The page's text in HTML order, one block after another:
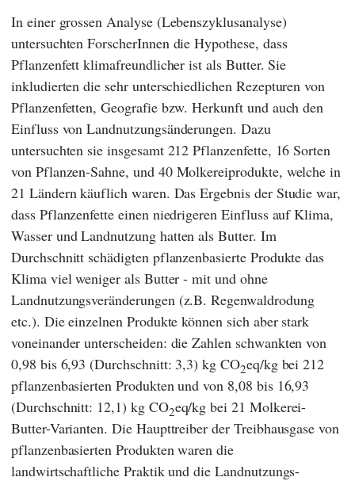
In einer grossen Analyse (Lebenszyklusanalyse)
untersuchten ForscherInnen die Hypothese, dass
Pflanzenfett klimafreundlicher ist als Butter. Sie
inkludierten die sehr unterschiedlichen Rezepturen von
Pflanzenfetten, Geografie bzw. Herkunft und auch den
Einfluss von Landnutzungsänderungen. Dazu
untersuchten sie insgesamt 212 Pflanzenfette, 16 Sorten
von Pflanzen-Sahne, und 40 Molkereiprodukte, welche in
21 Ländern käuflich waren. Das Ergebnis der Studie war,
dass Pflanzenfette einen niedrigeren Einfluss auf Klima,
Wasser und Landnutzung hatten als Butter. Im
Durchschnitt schädigten pflanzenbasierte Produkte das
Klima viel weniger als Butter - mit und ohne
Landnutzungsveränderungen (z.B. Regenwaldrodung
etc.). Die einzelnen Produkte können sich aber stark
voneinander unterscheiden: die Zahlen schwankten von
0,98 bis 6,93 (Durchschnitt: 3,3) kg CO2eq/kg bei 212
pflanzenbasierten Produkten und von 8,08 bis 16,93
(Durchschnitt: 12,1) kg CO2eq/kg bei 21 Molkerei-
Butter-Varianten. Die Haupttreiber der Treibhausgase von
pflanzenbasierten Produkten waren die
landwirtschaftliche Praktik und die Landnutzungs-